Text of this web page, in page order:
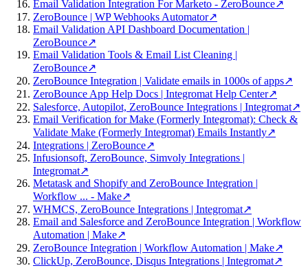
Email Validation Integration For Marketo - ZeroBounce↗
ZeroBounce | WP Webhooks Automator↗
Email Validation API Dashboard Documentation |
ZeroBounce↗
Email Validation Tools & Email List Cleaning |
ZeroBounce↗
ZeroBounce Integration | Validate emails in 1000s of apps↗
ZeroBounce App Help Docs | Integromat Help Center↗
Salesforce, Autopilot, ZeroBounce Integrations | Integromat↗
Email Verification for Make (Formerly Integromat): Check &
Validate Make (Formerly Integromat) Emails Instantly↗
Integrations | ZeroBounce↗
Infusionsoft, ZeroBounce, Simvoly Integrations |
Integromat↗
Metatask and Shopify and ZeroBounce Integration |
Workflow ... - Make↗
WHMCS, ZeroBounce Integrations | Integromat↗
Email and Salesforce and ZeroBounce Integration | Workflow
Automation | Make↗
ZeroBounce Integration | Workflow Automation | Make↗
ClickUp, ZeroBounce, Disqus Integrations | Integromat↗